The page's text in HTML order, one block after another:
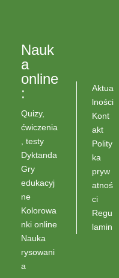
Nauk
a
online
:
Quizy,
ćwiczenia
, testy
Dyktanda
Gry
edukacyj
ne
Kolorowa
nki online
Nauka
rysowani
a
Aktua
lności
Kont
akt
Polity
ka
pryw
atnoś
ci
Regu
lamin